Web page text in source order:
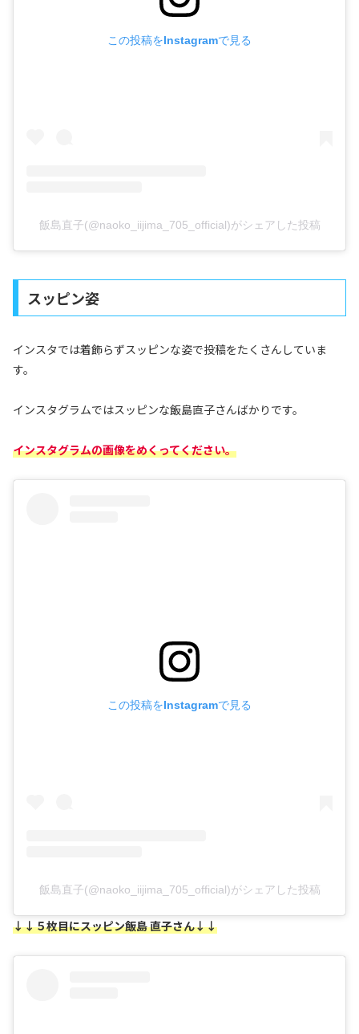
この投稿をInstagramで見る
飯島直子(@naoko_iijima_705_official)がシェアした投稿
スッピン姿
インスタでは着飾らずスッピンな姿で投稿をたくさんしていま
す。
インスタグラムではスッピンな飯島直子さんばかりです。
インスタグラムの画像をめくってください。
この投稿をInstagramで見る
飯島直子(@naoko_iijima_705_official)がシェアした投稿
↓↓５枚目にスッピン飯島 直子さん↓↓